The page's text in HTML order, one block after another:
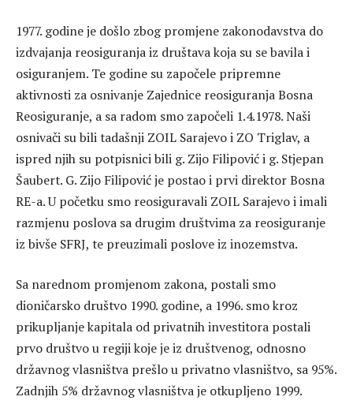
1977. godine je došlo zbog promjene zakonodavstva do
izdvajanja reosiguranja iz društava koja su se bavila i
osiguranjem. Te godine su započele pripremne
aktivnosti za osnivanje Zajednice reosiguranja Bosna
Reosiguranje, a sa radom smo započeli 1.4.1978. Naši
osnivači su bili tadašnji ZOIL Sarajevo i ZO Triglav, a
ispred njih su potpisnici bili g. Zijo Filipović i g. Stjepan
Šaubert. G. Zijo Filipović je postao i prvi direktor Bosna
RE-a. U početku smo reosiguravali ZOIL Sarajevo i imali
razmjenu poslova sa drugim društvima za reosiguranje
iz bivše SFRJ, te preuzimali poslove iz inozemstva.
Sa narednom promjenom zakona, postali smo
dioničarsko društvo 1990. godine, a 1996. smo kroz
prikupljanje kapitala od privatnih investitora postali
prvo društvo u regiji koje je iz društvenog, odnosno
državnog vlasništva prešlo u privatno vlasništvo, sa 95%.
Zadnjih 5% državnog vlasništva je otkupljeno 1999.